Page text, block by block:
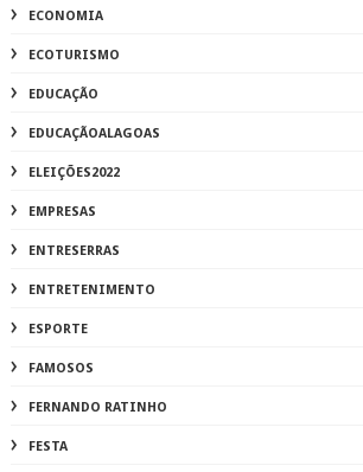
ECONOMIA
ECOTURISMO
EDUCAÇÃO
EDUCAÇÃOALAGOAS
ELEIÇÕES2022
EMPRESAS
ENTRESERRAS
ENTRETENIMENTO
ESPORTE
FAMOSOS
FERNANDO RATINHO
FESTA